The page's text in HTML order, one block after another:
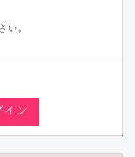
い。
イン